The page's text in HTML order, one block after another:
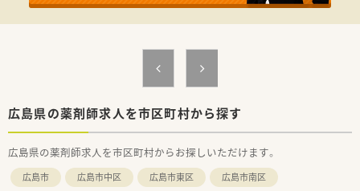
＜業務内容＞
販売などにも力を入れています。
広島県の薬剤師求人を市区町村から探す
広島県の薬剤師求人を市区町村からお探しいただけます。
広島市 広島市中区 広島市東区
広島市南区